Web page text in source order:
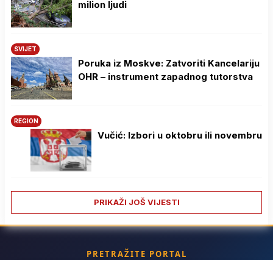
milion ljudi
SVIJET
Poruka iz Moskve: Zatvoriti Kancelariju
OHR – instrument zapadnog tutorstva
REGION
Vučić: Izbori u oktobru ili novembru
PRIKAŽI JOŠ VIJESTI
PRETRAŽITE PORTAL